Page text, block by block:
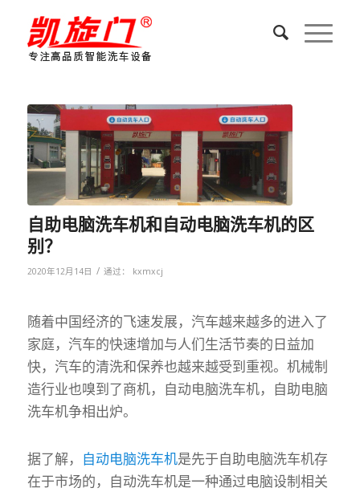
自助电脑洗车机和自动电脑洗车机的区
别？
2020年12月14日 / 通过： kxmxcj
随着中国经济的飞速发展，汽车越来越多的进入了
家庭，汽车的快速增加与人们生活节奏的日益加
快，汽车的清洗和保养也越来越受到重视。机械制
造行业也嗅到了商机，自动电脑洗车机，自助电脑
洗车机争相出炉。
据了解， 自动电脑洗车机是先于自助电脑洗车机存
在于市场的，自动洗车机是一种通过电脑设制相关